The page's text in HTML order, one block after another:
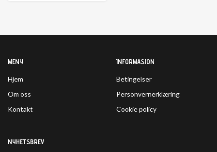
MENY
Hjem
Om oss
Kontakt
INFORMASJON
Betingelser
Personvernerklæring
Cookie policy
NYHETSBREV